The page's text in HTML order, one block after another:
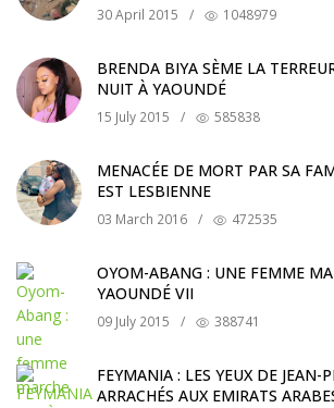
30 April 2015 / 1048979
BRENDA BIYA SÈME LA
NUIT À YAOUNDÉ
15 July 2015 / 585838
MENACÉE DE MORT PAR SA
EST LESBIENNE
03 March 2016 / 472535
OYOM-ABANG : UNE FEMME
YAOUNDÉ VII
09 July 2015 / 388741
FEYMANIA : LES YEUX DE JEAN-
ARRACHÉS AUX EMIRATS